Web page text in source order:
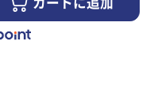
カートに追加